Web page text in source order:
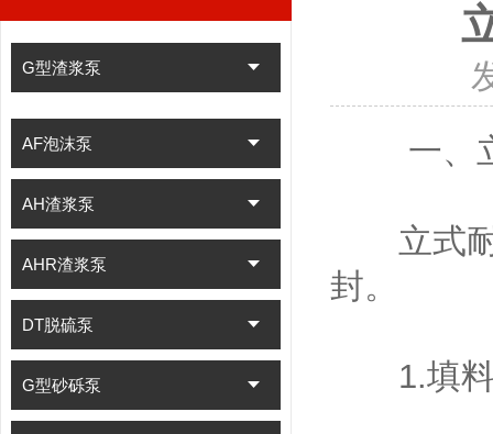
G型渣浆泵
AF泡沫泵
AH渣浆泵
AHR渣浆泵
DT脱硫泵
G型砂砾泵
一、立
立式耐
封。
1.填料